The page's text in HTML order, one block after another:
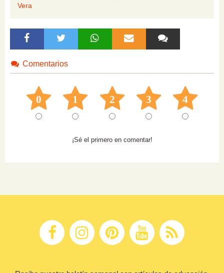
Vera
Comentarios
0 1 2 3 4
¡Sé el primero en comentar!